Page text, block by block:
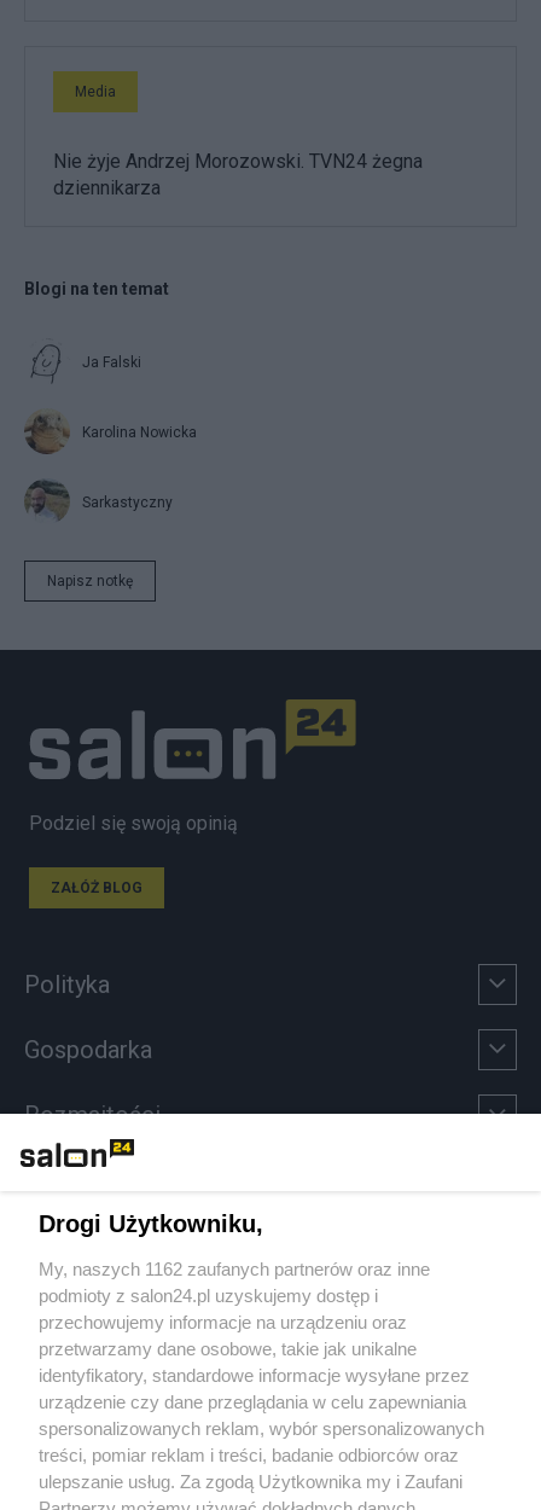
Media
Nie żyje Andrzej Morozowski. TVN24 żegna
dziennikarza
Blogi na ten temat
Ja Falski
Karolina Nowicka
Sarkastyczny
Napisz notkę
Podziel się swoją opinią
ZAŁÓŻ BLOG
Polityka
Gospodarka
Rozmaitości
Sport
Społeczeństwo
Kultura
X Facebook Instagram Youtube
Drogi Użytkowniku,
My, naszych 1162 zaufanych partnerów oraz inne
podmioty z salon24.pl uzyskujemy dostęp i
przechowujemy informacje na urządzeniu oraz
przetwarzamy dane osobowe, takie jak unikalne
identyfikatory, standardowe informacje wysyłane przez
urządzenie czy dane przeglądania w celu zapewniania
spersonalizowanych reklam, wybór spersonalizowanych
treści, pomiar reklam i treści, badanie odbiorców oraz
ulepszanie usług. Za zgodą Użytkownika my i Zaufani